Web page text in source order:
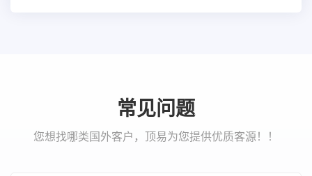
常见问题
您想找哪类国外客户，顶易为您提供优质客源！！